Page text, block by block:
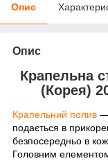
Опис
Опис
Крапельна
(Корея)
Крапельний полив —
подається в
безпосередньо в
Головним